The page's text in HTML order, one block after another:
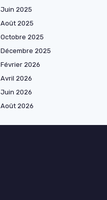
Juin 2025
Août 2025
Octobre 2025
Décembre 2025
Février 2026
Avril 2026
Juin 2026
Août 2026